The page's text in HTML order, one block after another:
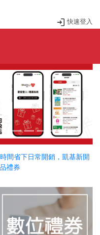
快速登入
Next
間省下日常開銷，凱基新開
禮券